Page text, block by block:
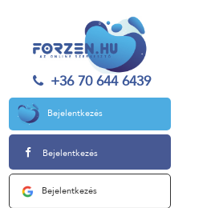
+36 70 644 6439
Bejelentkezés
Bejelentkezés
Bejelentkezés